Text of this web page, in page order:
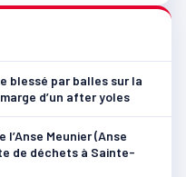
blessé par balles sur la
d’un after yoles
Meunier (Anse
de déchets à Sainte-